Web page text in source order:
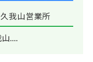
我山営業所
....